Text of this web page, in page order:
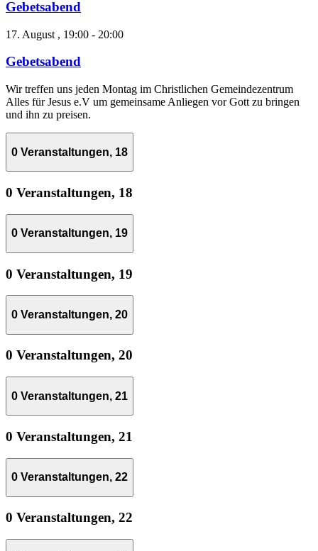
Gebetsabend
17. August , 19:00 - 20:00
Gebetsabend
Wir treffen uns jeden Montag im Christlichen Gemeindezentrum
Alles für Jesus e.V um gemeinsame Anliegen vor Gott zu bringen
und ihn zu preisen.
0 Veranstaltungen, 18
0 Veranstaltungen, 18
0 Veranstaltungen, 19
0 Veranstaltungen, 19
0 Veranstaltungen, 20
0 Veranstaltungen, 20
0 Veranstaltungen, 21
0 Veranstaltungen, 21
0 Veranstaltungen, 22
0 Veranstaltungen, 22